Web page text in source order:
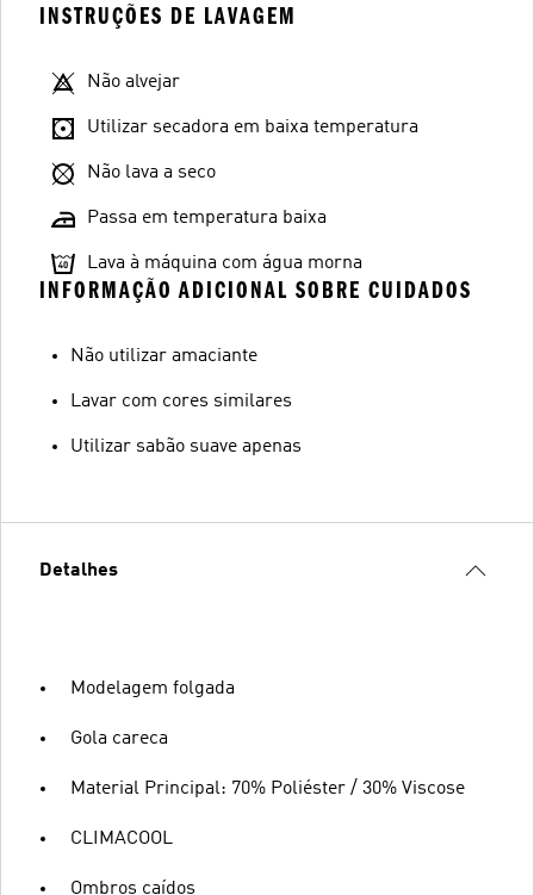
INSTRUÇÕES DE LAVAGEM
Não alvejar
Utilizar secadora em baixa temperatura
Não lava a seco
Passa em temperatura baixa
Lava à máquina com água morna
INFORMAÇÃO ADICIONAL SOBRE CUIDADOS
Não utilizar amaciante
Lavar com cores similares
Utilizar sabão suave apenas
Detalhes
Modelagem folgada
Gola careca
Material Principal: 70% Poliéster / 30% Viscose
CLIMACOOL
Ombros caídos